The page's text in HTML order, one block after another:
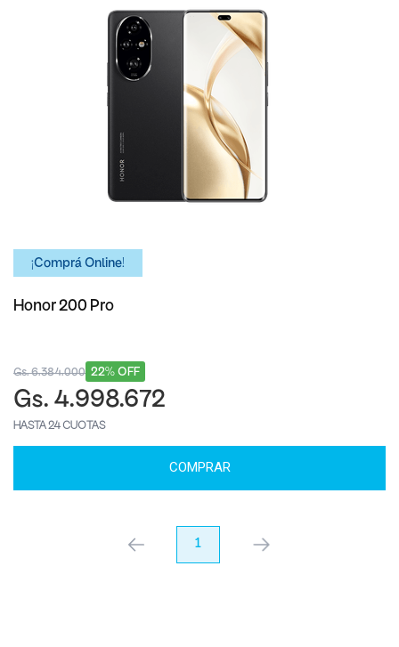
¡Comprá Online!
Honor 200 Pro
22% OFF
Gs. 6.384.000
Gs. 4.998.672
HASTA 24 CUOTAS
COMPRAR
anterior 1 próximo